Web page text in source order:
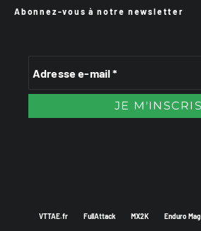
Abonnez-vous à notre newsletter
VTTAE.fr FullAttack MX2K Enduro Mag